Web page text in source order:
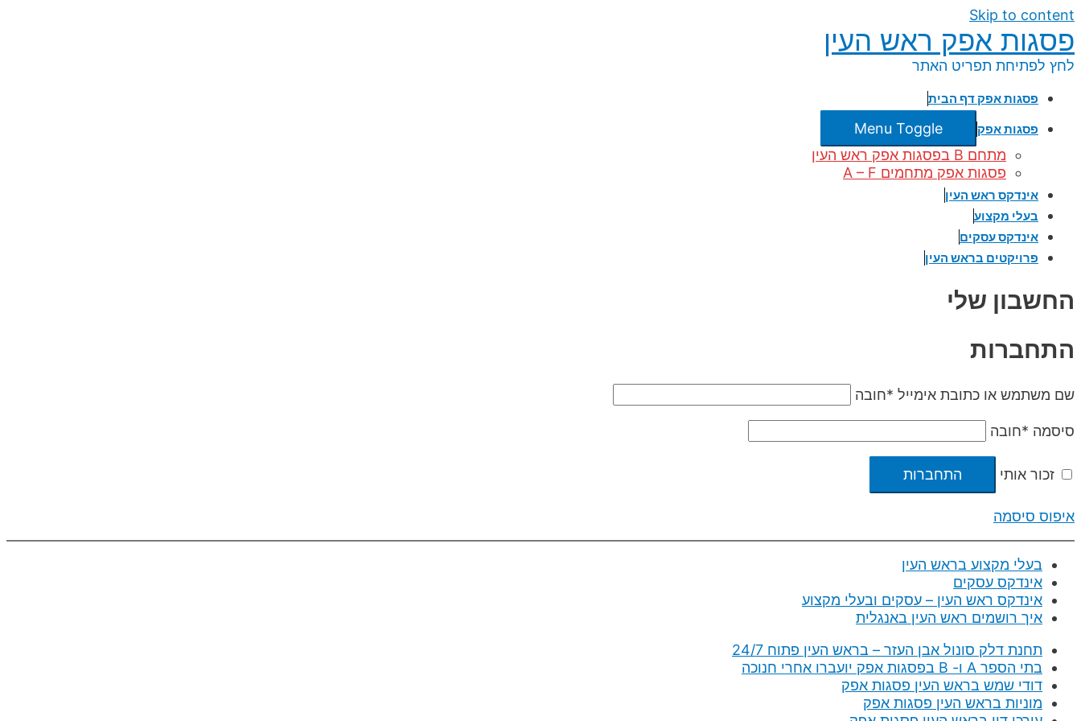
Skip to content
פסגות אפק ראש העין
לחץ לפתיחת תפריט האתר
פסגות אפק דף הבית
פסגות אפק
Menu Toggle
מתחם B בפסגות אפק ראש העין
פסגות אפק מתחמים A – F
אינדקס ראש העין
בעלי מקצוע
אינדקס עסקים
פרויקטים בראש העין
החשבון שלי
התחברות
שם משתמש או כתובת אימייל *חובה
סיסמה *חובה
זכור אותי התחברות
איפוס סיסמה
בעלי מקצוע בראש העין
אינדקס עסקים
אינדקס ראש העין – עסקים ובעלי מקצוע
איך רושמים ראש העין באנגלית
תחנת דלק סונול אבן העזר – בראש העין פתוח 24/7
בתי הספר A ו- B בפסגות אפק יועברו אחרי חנוכה
דודי שמש בראש העין פסגות אפק
מוניות בראש העין פסגות אפק